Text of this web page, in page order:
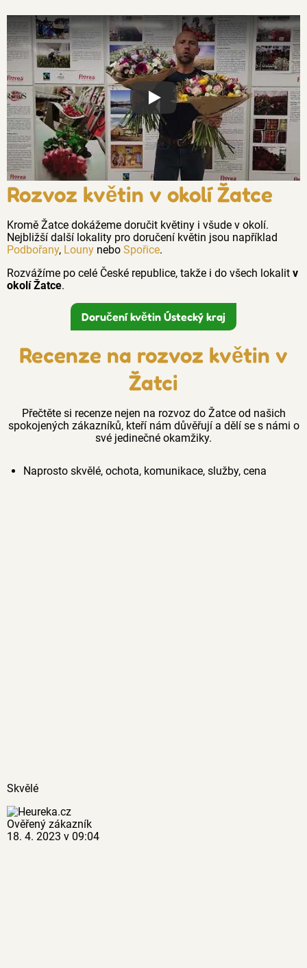
Proč jsou květiny z Florea tak
Rozvoz květin v okolí Žatce
Kromě Žatce dokážeme doručit květiny i všude v okolí.
Nejbližší další lokality pro doručení květin jsou například
Podbořany, Louny nebo Spořice.
Rozvážíme po celé České republice, takže i do všech lokalit v
okolí Žatce.
Doručení květin Ústecký kraj
Recenze na rozvoz květin v
Žatci
Přečtěte si recenze nejen na rozvoz do Žatce od našich
spokojených zákazníků, kteří nám důvěřují a dělí se s námi o
své jedinečné okamžiky.
Naprosto skvělé, ochota, komunikace, služby, cena
Skvělé
Ověřený zákazník
18. 4. 2023 v 09:04